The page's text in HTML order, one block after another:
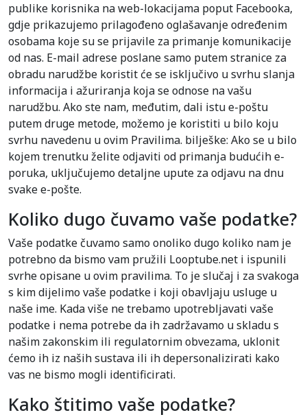
publike korisnika na web-lokacijama poput Facebooka,
gdje prikazujemo prilagođeno oglašavanje određenim
osobama koje su se prijavile za primanje komunikacije
od nas. E-mail adrese poslane samo putem stranice za
obradu narudžbe koristit će se isključivo u svrhu slanja
informacija i ažuriranja koja se odnose na vašu
narudžbu. Ako ste nam, međutim, dali istu e-poštu
putem druge metode, možemo je koristiti u bilo koju
svrhu navedenu u ovim Pravilima. bilješke: Ako se u bilo
kojem trenutku želite odjaviti od primanja budućih e-
poruka, uključujemo detaljne upute za odjavu na dnu
svake e-pošte.
Koliko dugo čuvamo vaše podatke?
Vaše podatke čuvamo samo onoliko dugo koliko nam je
potrebno da bismo vam pružili Looptube.net i ispunili
svrhe opisane u ovim pravilima. To je slučaj i za svakoga
s kim dijelimo vaše podatke i koji obavljaju usluge u
naše ime. Kada više ne trebamo upotrebljavati vaše
podatke i nema potrebe da ih zadržavamo u skladu s
našim zakonskim ili regulatornim obvezama, uklonit
ćemo ih iz naših sustava ili ih depersonalizirati kako
vas ne bismo mogli identificirati.
Kako štitimo vaše podatke?